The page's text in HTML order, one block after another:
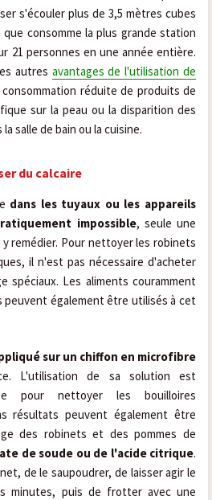
s'écouler plus de 3,5 mètres cubes
consomme la plus grande station
21 personnes en une année entière.
autres avantages de l'utilisation de
réduite de produits de
sur la peau ou la disparition des
salle de bain ou la cuisine.
du calcaire
dans les tuyaux ou les appareils
impossible, seule une
remédier. Pour nettoyer les robinets
il n'est pas nécessaire d'acheter
spéciaux. Les aliments couramment
peuvent également être utilisés à cet
sur un chiffon en microfibre
L'utilisation de sa solution est
pour nettoyer les bouilloires
résultats peuvent également être
des robinets et des pommes de
de soude ou de l'acide citrique.
de le saupoudrer, de laisser agir le
minutes, puis de frotter avec une